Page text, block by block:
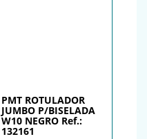
PMT ROTULADOR
JUMBO P/BISELADA
W10 NEGRO Ref.:
132161